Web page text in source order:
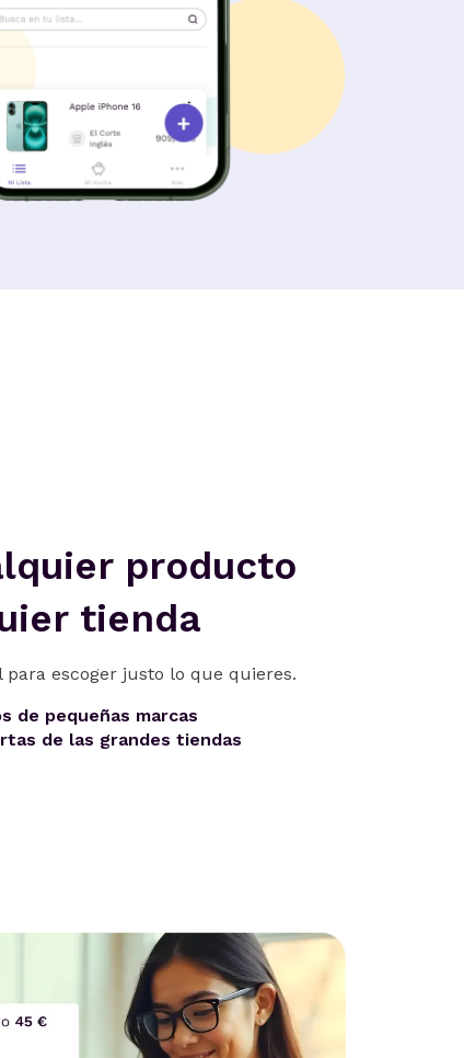
producto
tienda
escoger justo lo que quieres.
de pequeñas marcas
de las grandes tiendas